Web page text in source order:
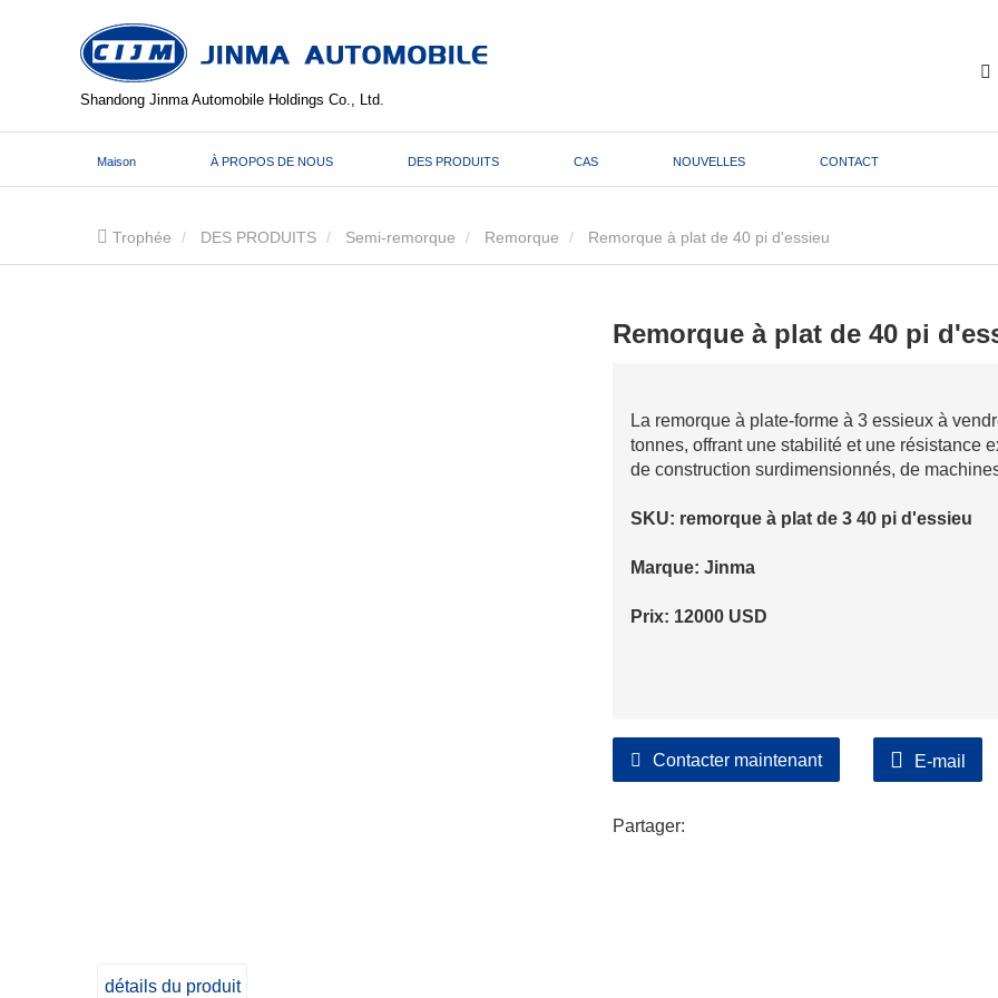
Shandong Jinma Automobile Holdings Co., Ltd.
Maison À PROPOS DE NOUS DES PRODUITS CAS NOUVELLES CONTACT
Trophée DES PRODUITS Semi-remorque Remorque Remorque à plat de 40 pi d'essieu
Remorque à plat de 40 pi
La remorque à plate-forme à 3 essieux à
tonnes, offrant une stabilité et une résistance
de construction surdimensionnés, de
SKU: remorque à plat de 3 40 pi d'essieu
Marque: Jinma
Prix: 12000 USD
Contacter maintenant E-mail
Partager:
détails du produit